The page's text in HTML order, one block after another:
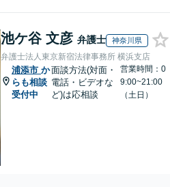
池ケ谷 文彦 弁護士 神奈川県
弁護士法人東京新宿法律事務所 横浜支店
浦添市 か
らも相談
受付中
面談方法(対面・
電話・ビデオな
ど)は応相談
営業時間：0
9:00~21:00
（土日）